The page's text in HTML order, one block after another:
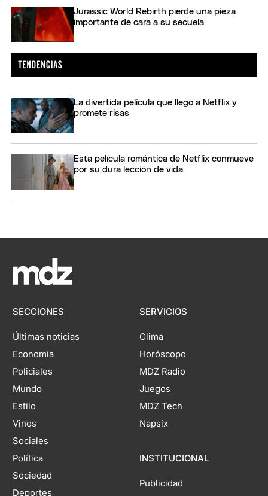
Jurassic World Rebirth pierde una pieza
importante de cara a su secuela
La divertida película que llegó a Netflix y
promete risas
Esta película romántica de Netflix conmueve
por su dura lección de vida
SECCIONES
Últimas noticias
Economía
Policiales
Mundo
Estilo
Vinos
Sociales
Política
Sociedad
Deportes
SERVICIOS
Clima
Horóscopo
MDZ Radio
Juegos
MDZ Tech
Napsix
INSTITUCIONAL
Publicidad